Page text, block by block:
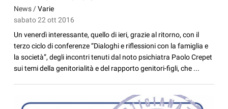
News /Varie
sabato 22 ott 2016
Un venerdì interessante, quello di ieri, grazie al ritorno, con il
terzo ciclo di conferenze “Dialoghi e riflessioni con la famiglia e
la società”, degli incontri tenuti dal noto psichiatra Paolo Crepet
sui temi della genitorialità e del rapporto genitori-figli, che ...